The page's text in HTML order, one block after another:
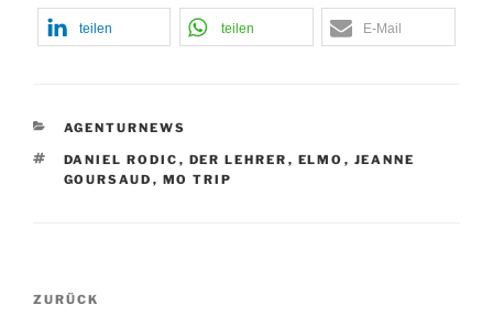
teilen teilen E-Mail
KATEGORIEN
AGENTURNEWS
SCHLAGWÖRTER
DANIEL RODIC , DER LEHRER , ELMO , JEANNE
GOURSAUD , MO TRIP
Beitragsnavigation
Vorheriger
ZURÜCK